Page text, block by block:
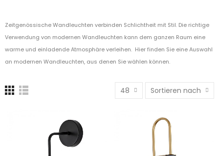
Zeitgenössische Wandleuchten verbinden Schlichtheit mit Stil. Die richtige
Verwendung von modernen Wandleuchten kann dem ganzen Raum eine
warme und einladende Atmosphäre verleihen. Hier finden Sie eine Auswahl
an modernen Wandleuchten, aus denen Sie wählen können.
48 Sortieren nach